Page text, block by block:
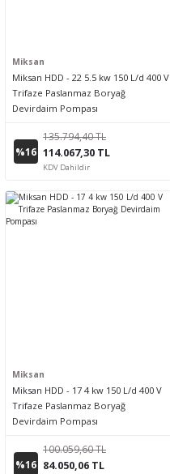
Miksan
Miksan HDD - 22 5.5 kw 150 L/d 400 V
Trifaze Paslanmaz Boryağ
Devirdaim Pompası
%16
135.794,40 TL
114.067,30 TL
KDV Dahildir
Miksan
Miksan HDD - 17 4 kw 150 L/d 400 V
Trifaze Paslanmaz Boryağ
Devirdaim Pompası
%16
100.059,60 TL
84.050,06 TL